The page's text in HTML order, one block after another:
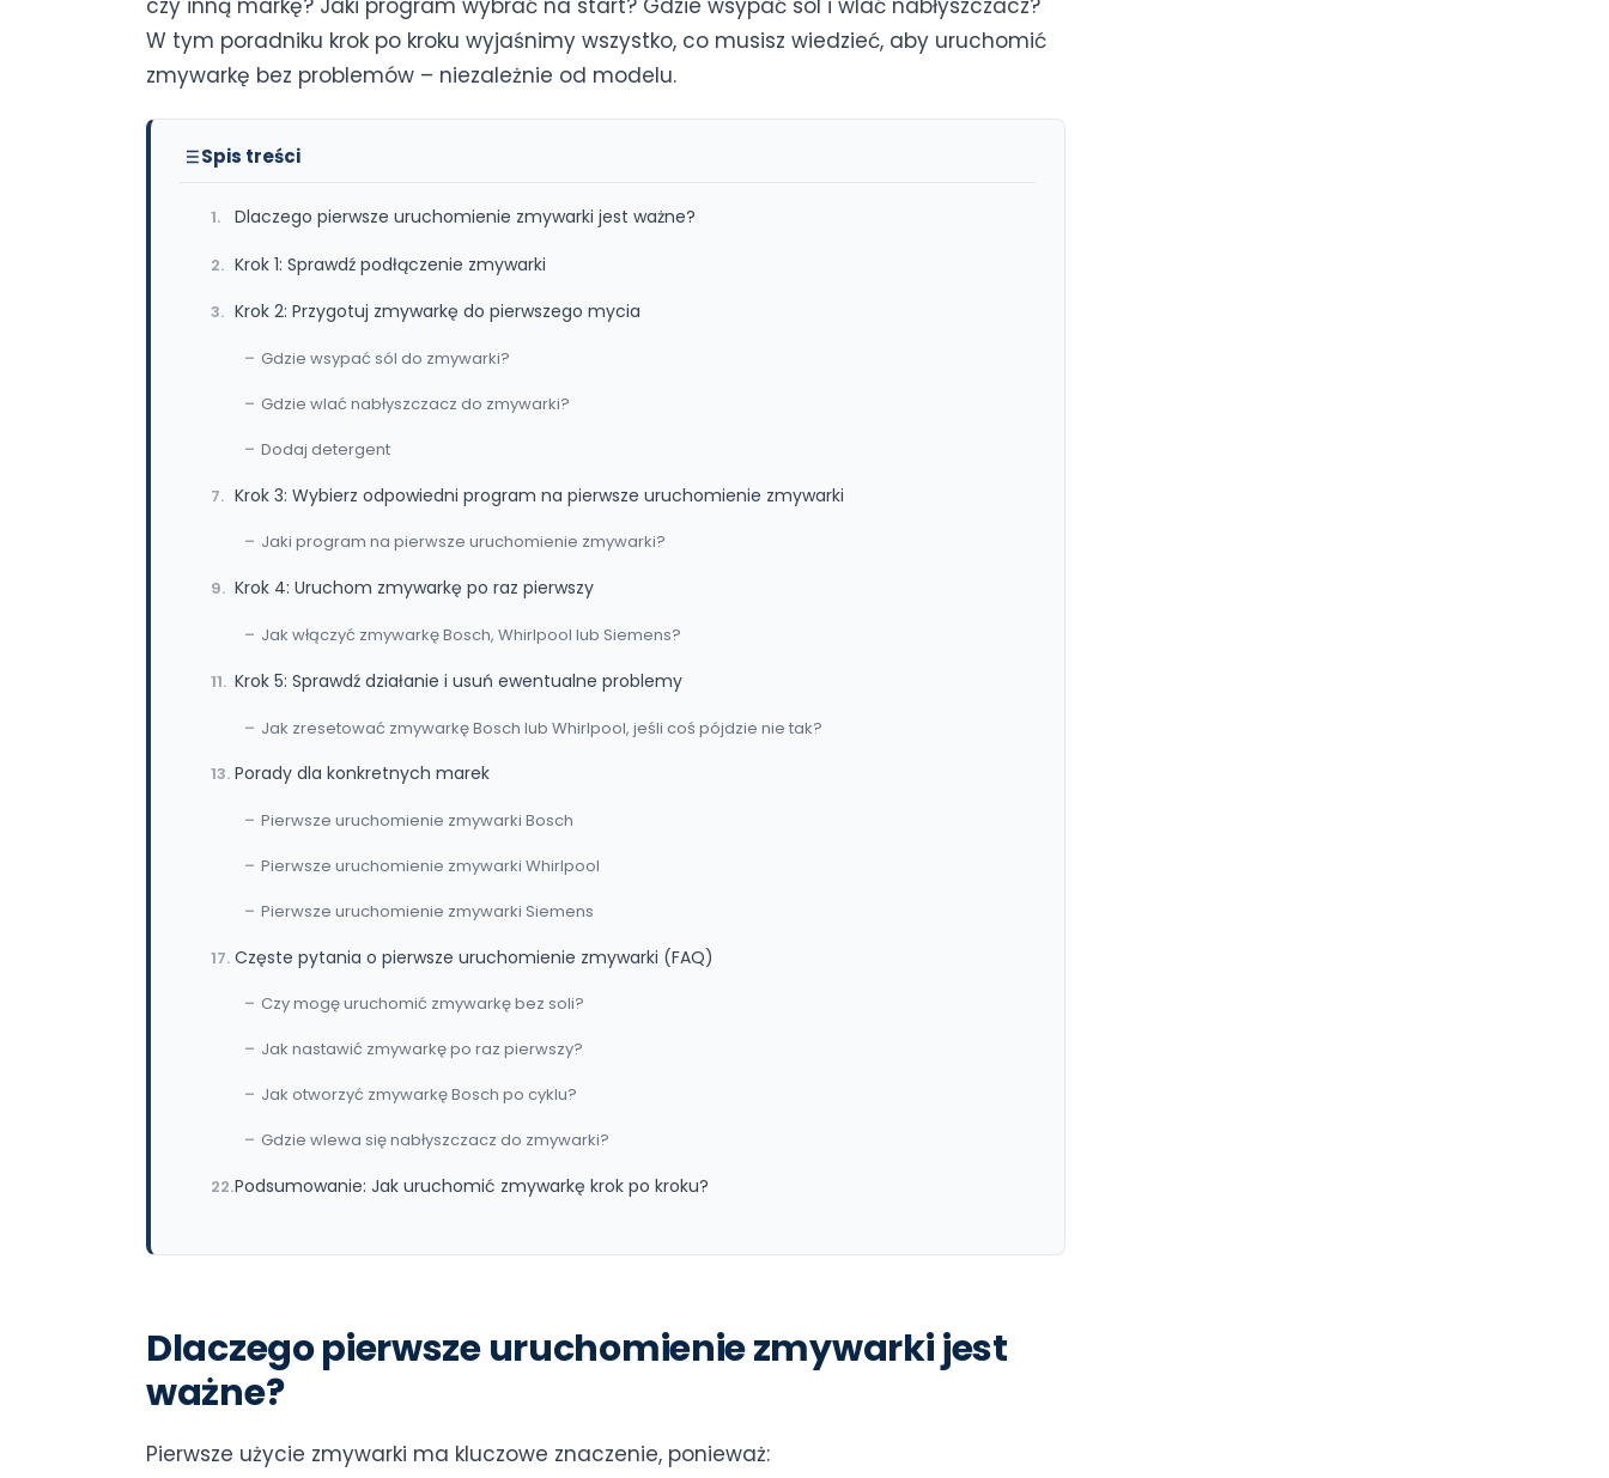
czy inną markę? Jaki program wybrać na start? Gdzie wsypać sól i wlać nabłyszczacz?
W tym poradniku krok po kroku wyjaśnimy wszystko, co musisz wiedzieć, aby uruchomić
zmywarkę bez problemów – niezależnie od modelu.
Spis treści
Dlaczego pierwsze uruchomienie zmywarki jest ważne?
Krok 1: Sprawdź podłączenie zmywarki
Krok 2: Przygotuj zmywarkę do pierwszego mycia
Gdzie wsypać sól do zmywarki?
Gdzie wlać nabłyszczacz do zmywarki?
Dodaj detergent
Krok 3: Wybierz odpowiedni program na pierwsze uruchomienie zmywarki
Jaki program na pierwsze uruchomienie zmywarki?
Krok 4: Uruchom zmywarkę po raz pierwszy
Jak włączyć zmywarkę Bosch, Whirlpool lub Siemens?
Krok 5: Sprawdź działanie i usuń ewentualne problemy
Jak zresetować zmywarkę Bosch lub Whirlpool, jeśli coś pójdzie nie tak?
Porady dla konkretnych marek
Pierwsze uruchomienie zmywarki Bosch
Pierwsze uruchomienie zmywarki Whirlpool
Pierwsze uruchomienie zmywarki Siemens
Częste pytania o pierwsze uruchomienie zmywarki (FAQ)
Czy mogę uruchomić zmywarkę bez soli?
Jak nastawić zmywarkę po raz pierwszy?
Jak otworzyć zmywarkę Bosch po cyklu?
Gdzie wlewa się nabłyszczacz do zmywarki?
Podsumowanie: Jak uruchomić zmywarkę krok po kroku?
Dlaczego pierwsze uruchomienie zmywarki jest
ważne?
Pierwsze użycie zmywarki ma kluczowe znaczenie, ponieważ: